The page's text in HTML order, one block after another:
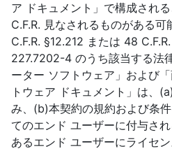
ア ドキュメント」で構成され
C.F.R. 見なされるものがある
C.F.R. §12.212 または 48
227.7202-4 のうち該当する法
ーター ソフトウェア」および
トウェア ドキュメント」は、
み、(b)本契約の規約および条
てのエンド ユーザーに付与さ
あるエンド ユーザーにライセ